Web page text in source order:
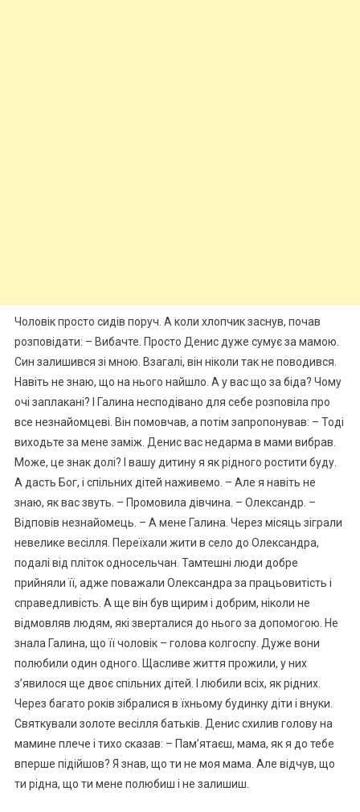
Чоловік просто сидів поруч. А коли хлопчик заснув, почав
розповідати: – Вибачте. Просто Денис дуже сумує за мамою.
Син залишився зі мною. Взагалі, він ніколи так не поводився.
Навіть не знаю, що на нього найшло. А у вас що за біда? Чому
очі заплакані? І Галина несподівано для себе розповіла про
все незнайомцеві. Він помовчав, а потім запропонував: – Тоді
виходьте за мене заміж. Денис вас недарма в мами вибрав.
Може, це знак долі? І вашу дитину я як рідного ростити буду.
А дасть Бог, і спільних дітей наживемо. – Але я навіть не
знаю, як вас звуть. – Промовила дівчина. – Олександр. –
Відповів незнайомець. – А мене Галина. Через місяць зіграли
невелике весілля. Переїхали жити в село до Олександра,
подалі від пліток односельчан. Тамтешні люди добре
прийняли її, адже поважали Олександра за працьовитість і
справедливість. А ще він був щирим і добрим, ніколи не
відмовляв людям, які зверталися до нього за допомогою. Не
знала Галина, що її чоловік – голова колгоспу. Дуже вони
полюбили один одного. Щасливе життя прожили, у них
з’явилося ще двоє спільних дітей. І любили всіх, як рідних.
Через багато років зібралися в їхньому будинку діти і внуки.
Святкували золоте весілля батьків. Денис схилив голову на
мамине плече і тихо сказав: – Пам’ятаєш, мама, як я до тебе
вперше підійшов? Я знав, що ти не моя мама. Але відчув, що
ти рідна, що ти мене полюбиш і не залишиш.